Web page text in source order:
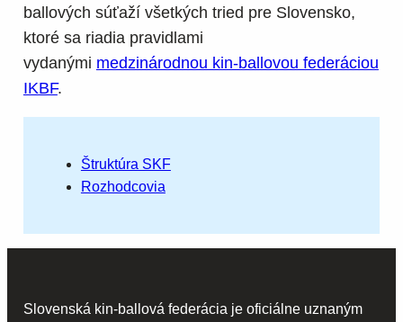
ballových súťaží všetkých tried pre Slovensko,
ktoré sa riadia pravidlami
vydanými medzinárodnou kin-ballovou federáciou
IKBF.
Štruktúra SKF
Rozhodcovia
Slovenská kin-ballová federácia je oficiálne uznaným